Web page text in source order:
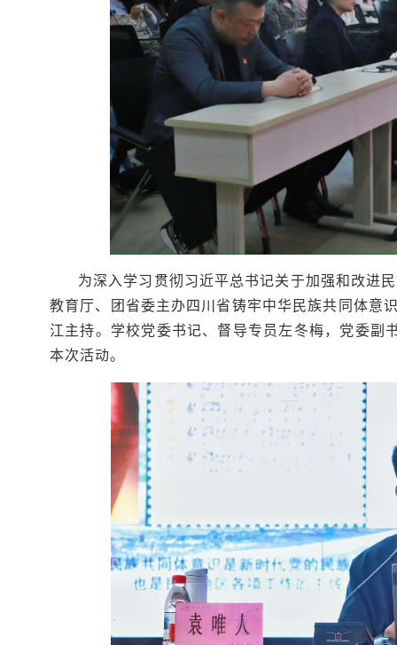
为深入学习贯彻习近平总书记关于加强和改进
教育厅、团省委主办四川省铸牢中华民族共同体意
江主持。学校党委书记、督导专员左冬梅，党委
本次活动。